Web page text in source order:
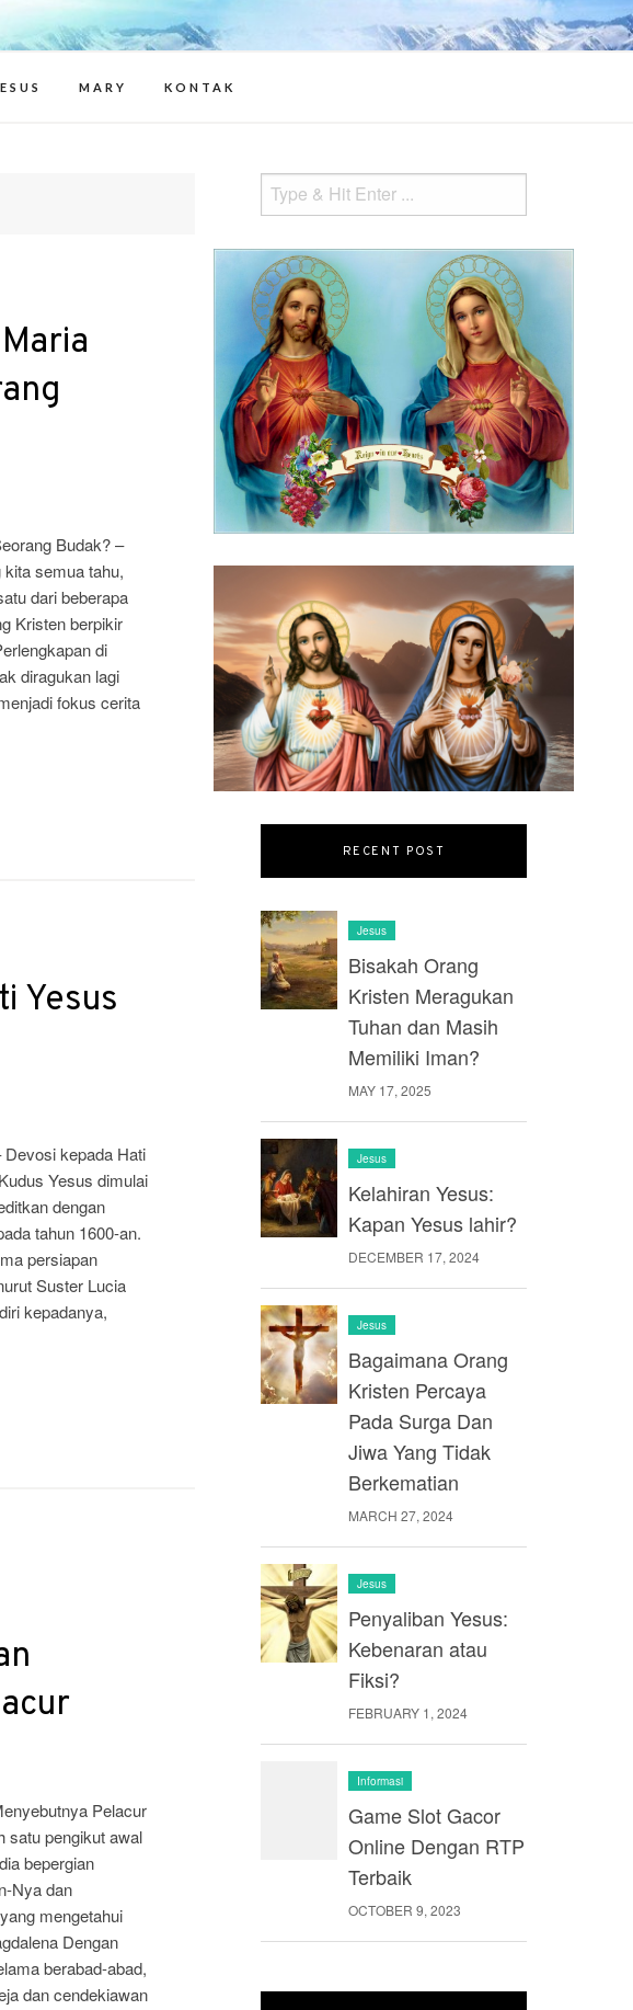
– berita informasi Apparitions of Jesus and
and Mary
MARY KONTAK
Budak? –
semua tahu,
dari beberapa
Kristen berpikir
di
diragukan lagi
fokus cerita
Yesus
kepada Hati
Yesus dimulai
dengan
tahun 1600-an.
persiapan
Suster Lucia
kepadanya,
Pelacur
satu pengikut awal
bepergian
Nya dan
mengetahui
Dengan
berabad-abad,
dan cendekiawan
RECENT POST
Jesus
Bisakah Orang
Kristen Meragukan
Tuhan dan Masih
Memiliki Iman?
MAY 17, 2025
Jesus
Kelahiran Yesus:
Kapan Yesus lahir?
DECEMBER 17, 2024
Jesus
Bagaimana Orang
Kristen Percaya
Pada Surga Dan
Jiwa Yang Tidak
Berkematian
MARCH 27, 2024
Jesus
Penyaliban Yesus:
Kebenaran atau
Fiksi?
FEBRUARY 1, 2024
Informasi
Game Slot Gacor
Online Dengan RTP
Terbaik
OCTOBER 9, 2023